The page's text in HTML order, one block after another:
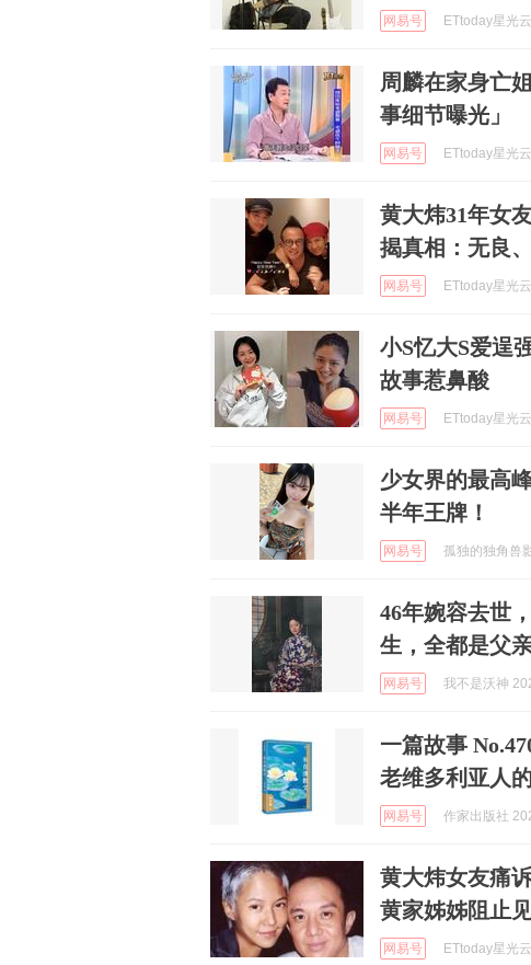
网易号 ETtoday星光
周麟在家身亡
事细节曝光」
网易号 ETtoday星光
黄大炜31年女
揭真相：无良
网易号 ETtoday星光
小S忆大S爱逞
故事惹鼻酸
网易号 ETtoday星光
少女界的最高
半年王牌！
网易号 孤独的独角兽
46年婉容去世
生，全都是父
网易号 我不是沃神
一篇故事
老维多利亚人
网易号 作家出版社
黄大炜女友痛
黄家姊姊阻止
网易号 ETtoday星光